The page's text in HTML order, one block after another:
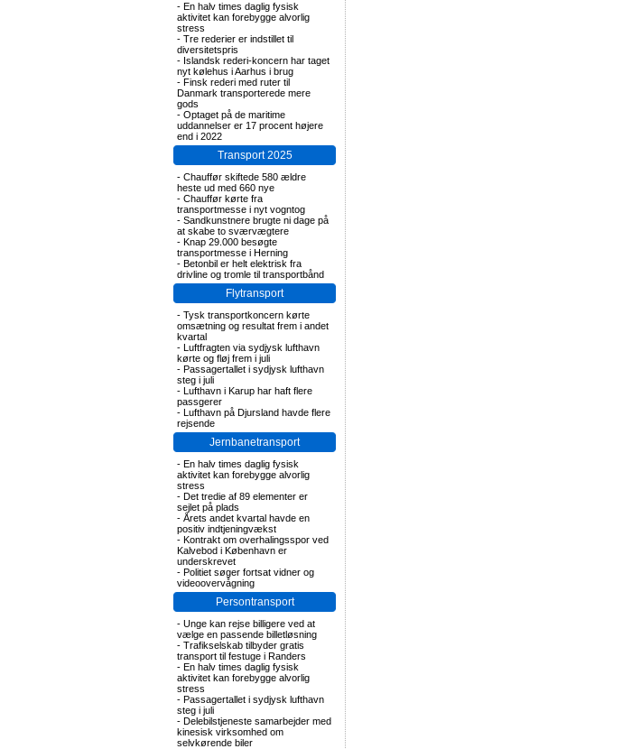
- En halv times daglig fysisk
aktivitet kan forebygge alvorlig
stress
- Tre rederier er indstillet til
diversitetspris
- Islandsk rederi-koncern har taget
nyt kølehus i Aarhus i brug
- Finsk rederi med ruter til
Danmark transporterede mere
gods
- Optaget på de maritime
uddannelser er 17 procent højere
end i 2022
Transport 2025
- Chauffør skiftede 580 ældre
heste ud med 660 nye
- Chauffør kørte fra
transportmesse i nyt vogntog
- Sandkunstnere brugte ni dage på
at skabe to sværvægtere
- Knap 29.000 besøgte
transportmesse i Herning
- Betonbil er helt elektrisk fra
drivline og tromle til transportbånd
Flytransport
- Tysk transportkoncern kørte
omsætning og resultat frem i andet
kvartal
- Luftfragten via sydjysk lufthavn
kørte og fløj frem i juli
- Passagertallet i sydjysk lufthavn
steg i juli
- Lufthavn i Karup har haft flere
passgerer
- Lufthavn på Djursland havde flere
rejsende
Jernbanetransport
- En halv times daglig fysisk
aktivitet kan forebygge alvorlig
stress
- Det tredie af 89 elementer er
sejlet på plads
- Årets andet kvartal havde en
positiv indtjeningvækst
- Kontrakt om overhalingsspor ved
Kalvebod i København er
underskrevet
- Politiet søger fortsat vidner og
videoovervågning
Persontransport
- Unge kan rejse billigere ved at
vælge en passende billetløsning
- Trafikselskab tilbyder gratis
transport til festuge i Randers
- En halv times daglig fysisk
aktivitet kan forebygge alvorlig
stress
- Passagertallet i sydjysk lufthavn
steg i juli
- Delebilstjeneste samarbejder med
kinesisk virksomhed om
selvkørende biler